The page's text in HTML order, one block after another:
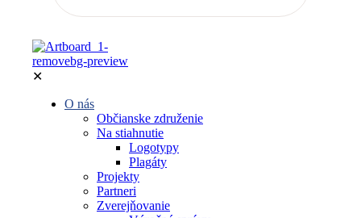
✕
O nás
Občianske združenie
Na stiahnutie
Logotypy
Plagáty
Projekty
Partneri
Zverejňovanie